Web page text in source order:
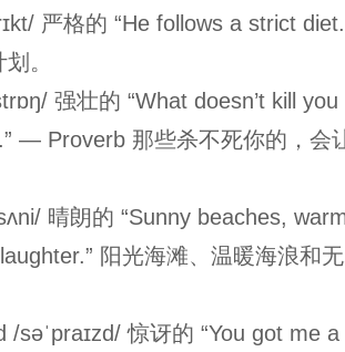
严格的 “He follows a strict
。
强壮的 “What doesn’t kill
— Proverb 那些杀不死你的，会
晴朗的 “Sunny beaches,
阳光海滩、温暖海浪和
/səˈpraɪzd/ 惊讶的 “You got me a